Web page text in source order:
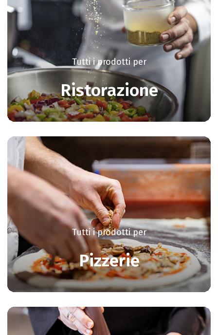
Tutti i prodotti per
Ristorazione
Tutti i prodotti per
Pizzerie